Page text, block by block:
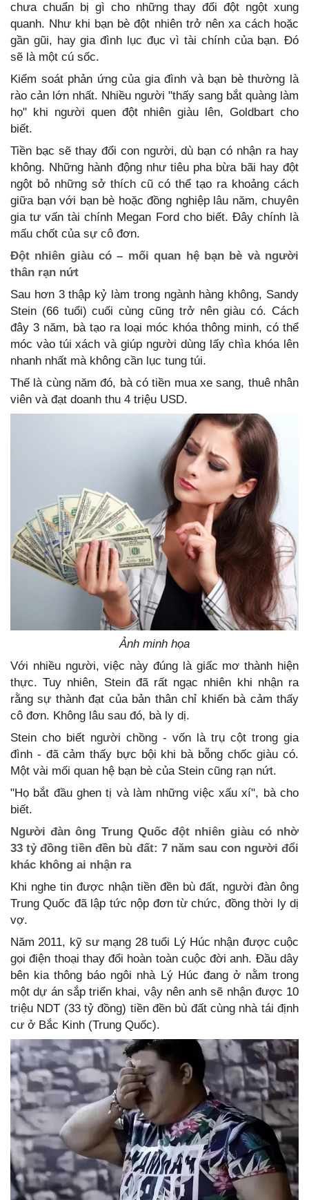
chưa chuẩn bị gì cho những thay đổi đột ngột xung
quanh. Như khi bạn bè đột nhiên trở nên xa cách hoặc
gần gũi, hay gia đình lục đục vì tài chính của bạn. Đó
sẽ là một cú sốc.
Kiểm soát phản ứng của gia đình và bạn bè thường là
rào cản lớn nhất. Nhiều người "thấy sang bắt quàng làm
họ" khi người quen đột nhiên giàu lên, Goldbart cho
biết.
Tiền bạc sẽ thay đổi con người, dù bạn có nhận ra hay
không. Những hành động như tiêu pha bừa bãi hay đột
ngột bỏ những sở thích cũ có thể tạo ra khoảng cách
giữa bạn với bạn bè hoặc đồng nghiệp lâu năm, chuyên
gia tư vấn tài chính Megan Ford cho biết. Đây chính là
mấu chốt của sự cô đơn.
Đột nhiên giàu có – mối quan hệ bạn bè và người
thân rạn nứt
Sau hơn 3 thập kỷ làm trong ngành hàng không, Sandy
Stein (66 tuổi) cuối cùng cũng trở nên giàu có. Cách
đây 3 năm, bà tạo ra loại móc khóa thông minh, có thể
móc vào túi xách và giúp người dùng lấy chìa khóa lên
nhanh nhất mà không cần lục tung túi.
Thế là cùng năm đó, bà có tiền mua xe sang, thuê nhân
viên và đạt doanh thu 4 triệu USD.
Ảnh minh họa
Với nhiều người, việc này đúng là giấc mơ thành hiện
thực. Tuy nhiên, Stein đã rất ngạc nhiên khi nhận ra
rằng sự thành đạt của bản thân chỉ khiến bà cảm thấy
cô đơn. Không lâu sau đó, bà ly dị.
Stein cho biết người chồng - vốn là trụ cột trong gia
đình - đã cảm thấy bực bội khi bà bỗng chốc giàu có.
Một vài mối quan hệ bạn bè của Stein cũng rạn nứt.
"Họ bắt đầu ghen tị và làm những việc xấu xí", bà cho
biết.
Người đàn ông Trung Quốc đột nhiên giàu có nhờ
33 tỷ đồng tiền đền bù đất: 7 năm sau con người đổi
khác không ai nhận ra
Khi nghe tin được nhận tiền đền bù đất, người đàn ông
Trung Quốc đã lập tức nộp đơn từ chức, đồng thời ly dị
vợ.
Năm 2011, kỹ sư mạng 28 tuổi Lý Húc nhận được cuộc
gọi điện thoại thay đổi hoàn toàn cuộc đời anh. Đầu dây
bên kia thông báo ngôi nhà Lý Húc đang ở nằm trong
một dự án sắp triển khai, vậy nên anh sẽ nhận được 10
triệu NDT (33 tỷ đồng) tiền đền bù đất cùng nhà tái định
cư ở Bắc Kinh (Trung Quốc).